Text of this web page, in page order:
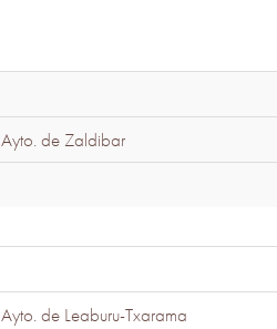
Ayto. de Zaldibar
Ayto. de Leaburu-Txarama